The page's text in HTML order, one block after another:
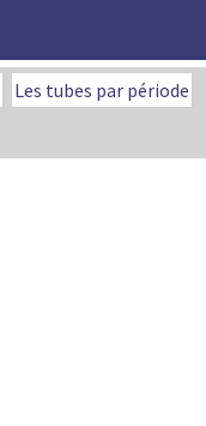
Les tubes par période